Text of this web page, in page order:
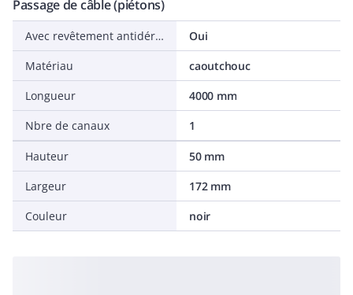
Passage de câble (piétons)
Avec revêtement antidérapant
Oui
Matériau
caoutchouc
Longueur
4000 mm
Nbre de canaux
1
Hauteur
50 mm
Largeur
172 mm
Couleur
noir